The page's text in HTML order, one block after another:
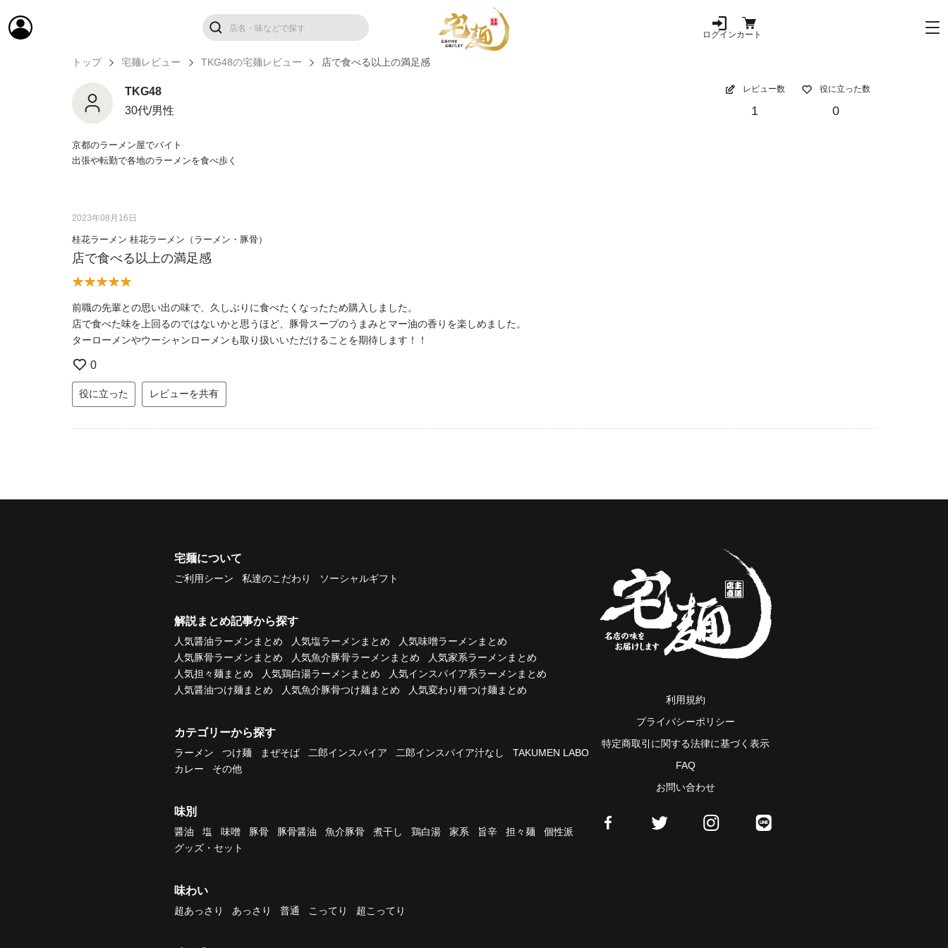
ログインカート
トップ 宅麺レビュー TKG48の宅麺レビュー 店で食べる以上の満足感
TKG48
30代/男性
京都のラーメン屋でバイト
出張や転勤で各地のラーメンを食べ歩く
レビュー数
1
役に立った数
0
2023年08月16日
桂花ラーメン 桂花ラーメン（ラーメン・豚骨）
店で食べる以上の満足感
前職の先輩との思い出の味で、久しぶりに食べたくなったため購入しました。
店で食べた味を上回るのではないかと思うほど、豚骨スープのうまみとマー油の香りを楽しめました。
ターローメンやウーシャンローメンも取り扱いいただけることを期待します！！
0
役に立った レビューを共有
宅麺について
ご利用シーン 私達のこだわり ソーシャルギフト
解説まとめ記事から探す
人気醤油ラーメンまとめ 人気塩ラーメンまとめ
人気味噌ラーメンまとめ
人気豚骨ラーメンまとめ
人気魚介豚骨ラーメンまとめ
人気家系ラーメンまとめ
人気担々麺まとめ
人気鶏白湯ラーメンまとめ
人気インスパイア系ラーメンまとめ
人気醤油つけ麺まとめ
人気魚介豚骨つけ麺まとめ 人気変わり種つけ麺まとめ
カテゴリーから探す
ラーメン つけ麺 まぜそば 二郎インスパイア 二郎インスパイア汁なし
TAKUMEN LABO
カレー
その他
味別
醤油 塩 味噌 豚骨 豚骨醤油 魚介豚骨 煮干し 鶏白湯 家系 旨辛 担々麺
個性派
グッズ・セット
味わい
超あっさり あっさり 普通 こってり 超こってり
利用規約
プライバシーポリシー
特定商取引に関する法律に基づく表示
FAQ
お問い合わせ